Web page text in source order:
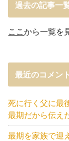
過去の記事一
ここから一覧を
最近のコメント
死に行く父に最
最期だから伝え
最期を家族で迎